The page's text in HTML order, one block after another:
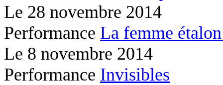
Le 28 novembre 2014
Performance La femme
Le 8 novembre 2014
Performance Invisibles